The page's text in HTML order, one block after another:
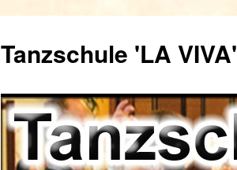
springen
Tanzschule 'LA VIVA'